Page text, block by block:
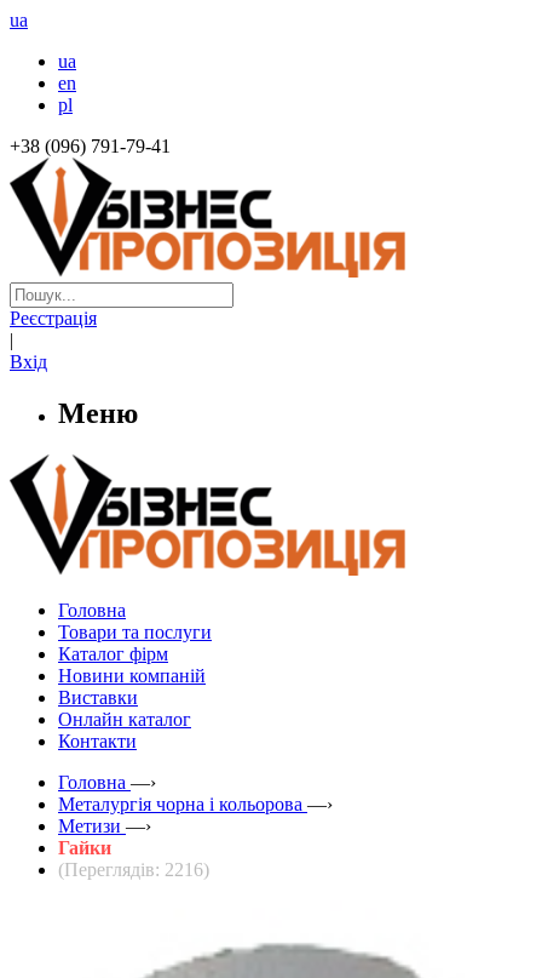
ua
ua
en
pl
+38 (096) 791-79-41
Реєстрація
|
Вхід
Меню
Головна
Товари та послуги
Каталог фірм
Новини компаній
Виставки
Онлайн каталог
Контакти
Головна —›
Металургія чорна і кольорова —›
Метизи —›
Гайки
(Переглядів: 2216)